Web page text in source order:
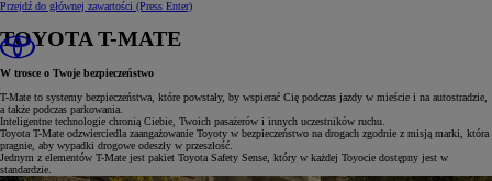
Przejdź do głównej zawartości (Press Enter)
TOYOTA T-MATE
W trosce o Twoje bezpieczeństwo
T-Mate to systemy bezpieczeństwa, które powstały, by wspierać Cię podczas jazdy w mieście i na autostradzie,
a także podczas parkowania.
Inteligentne technologie chronią Ciebie, Twoich pasażerów i innych uczestników ruchu.
Toyota T-Mate odzwierciedla zaangażowanie Toyoty w bezpieczeństwo na drogach zgodnie z misją marki, która
pragnie, aby wypadki drogowe odeszły w przeszłość.
Jednym z elementów T-Mate jest pakiet Toyota Safety Sense, który w każdej Toyocie dostępny jest w
standardzie.